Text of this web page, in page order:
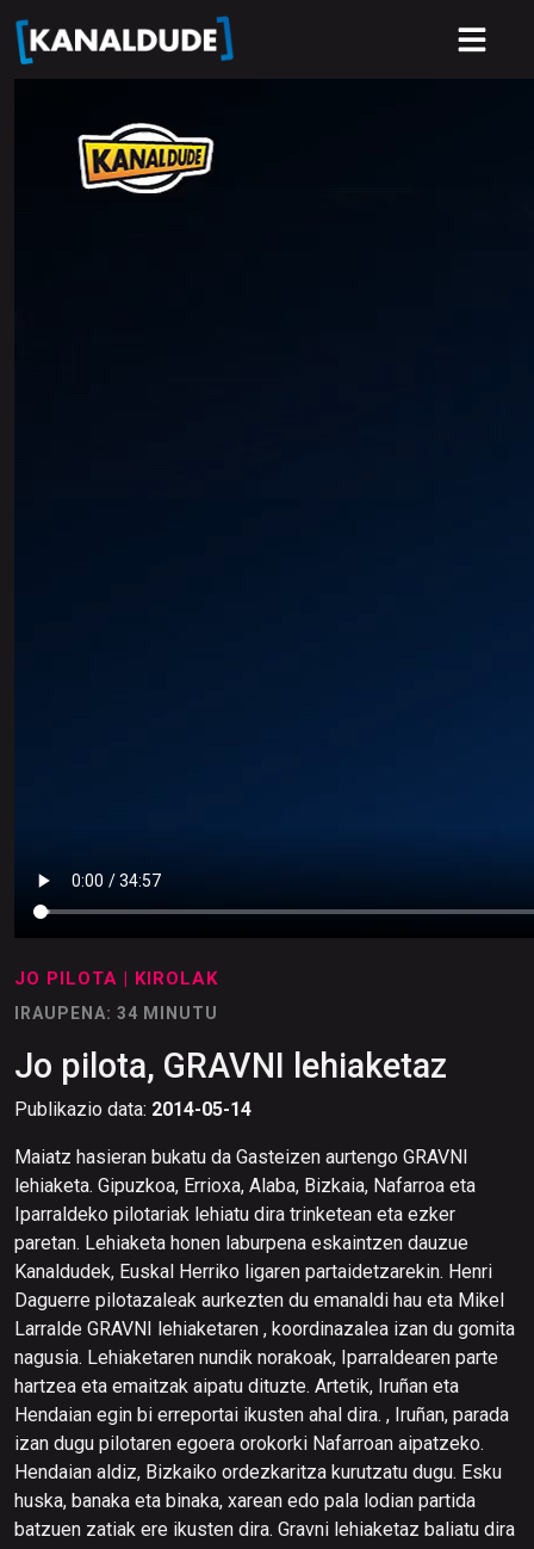
JO PILOTA | KIROLAK
IRAUPENA: 34 MINUTU
Jo pilota, GRAVNI lehiaketaz
Publikazio data: 2014-05-14
Maiatz hasieran bukatu da Gasteizen aurtengo GRAVNI
lehiaketa. Gipuzkoa, Errioxa, Alaba, Bizkaia, Nafarroa eta
Iparraldeko pilotariak lehiatu dira trinketean eta ezker
paretan. Lehiaketa honen laburpena eskaintzen dauzue
Kanaldudek, Euskal Herriko ligaren partaidetzarekin. Henri
Daguerre pilotazaleak aurkezten du emanaldi hau eta Mikel
Larralde GRAVNI lehiaketaren , koordinazalea izan du gomita
nagusia. Lehiaketaren nundik norakoak, Iparraldearen parte
hartzea eta emaitzak aipatu dituzte. Artetik, Iruñan eta
Hendaian egin bi erreportai ikusten ahal dira. , Iruñan, parada
izan dugu pilotaren egoera orokorki Nafarroan aipatzeko.
Hendaian aldiz, Bizkaiko ordezkaritza kurutzatu dugu. Esku
huska, banaka eta binaka, xarean edo pala lodian partida
batzuen zatiak ere ikusten dira. Gravni lehiaketaz baliatu dira